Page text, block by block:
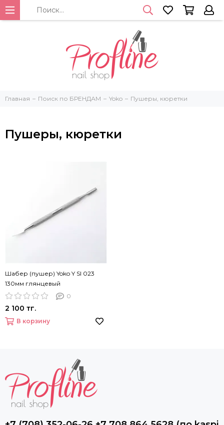
Главная Поиск по БРЕНДАМ Yoko Пушеры, кюретки
Пушеры, кюретки
Шабер (пушер) Yoko Y SI 023
130мм глянцевый
0
2 100 тг.
В корзину